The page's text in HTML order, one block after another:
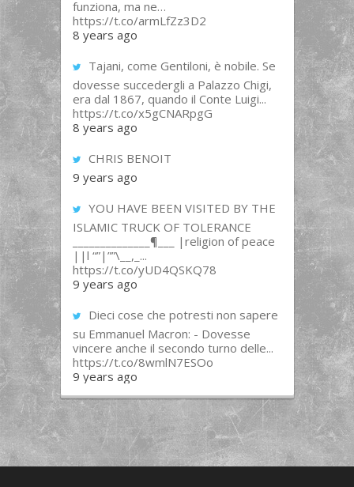
funziona, ma ne…
https://t.co/armLfZz3D2
8 years ago
Tajani, come Gentiloni, è nobile. Se
dovesse succedergli a Palazzo Chigi,
era dal 1867, quando il Conte Luigi...
https://t.co/x5gCNARpgG
8 years ago
CHRIS BENOIT
9 years ago
YOU HAVE BEEN VISITED BY THE
ISLAMIC TRUCK OF TOLERANCE
______________¶___ |religion of peace
||l “”|””\__,_...
https://t.co/yUD4QSKQ78
9 years ago
Dieci cose che potresti non sapere
su Emmanuel Macron: - Dovesse
vincere anche il secondo turno delle...
https://t.co/8wmlN7ESOo
9 years ago